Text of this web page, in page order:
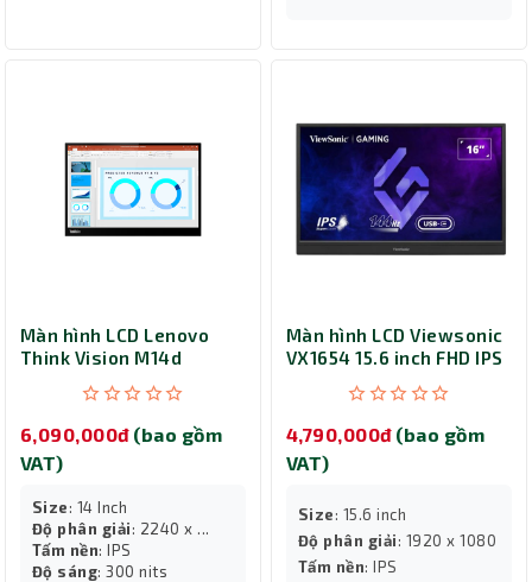
Màn hình LCD Lenovo
Think Vision M14d
6,090,000đ (bao gồm
VAT)
Size: 14 Inch
Độ phân giải: 2240 x ...
Tấm nền: IPS
Độ sáng: 300 nits
Màn hình LCD Viewsonic
VX1654 15.6 inch FHD IPS
4,790,000đ (bao gồm
VAT)
Size: 15.6 inch
Độ phân giải: 1920 x 1080
Tấm nền: IPS